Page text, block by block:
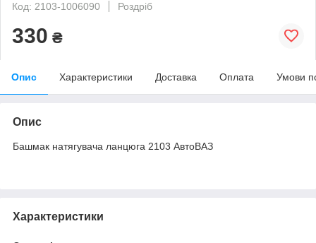
Код: 2103-1006090
Роздріб
330 ₴
Опис Характеристики Доставка Оплата Умови
Опис
Башмак натягувача ланцюга 2103 АвтоВАЗ
Характеристики